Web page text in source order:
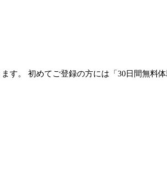
す。 初めてご登録の方には「30日間無料体